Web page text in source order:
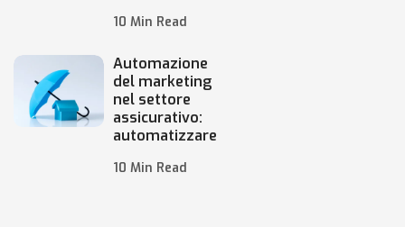
10 Min Read
Automazione
del marketing
nel settore
assicurativo:
automatizzare
10 Min Read